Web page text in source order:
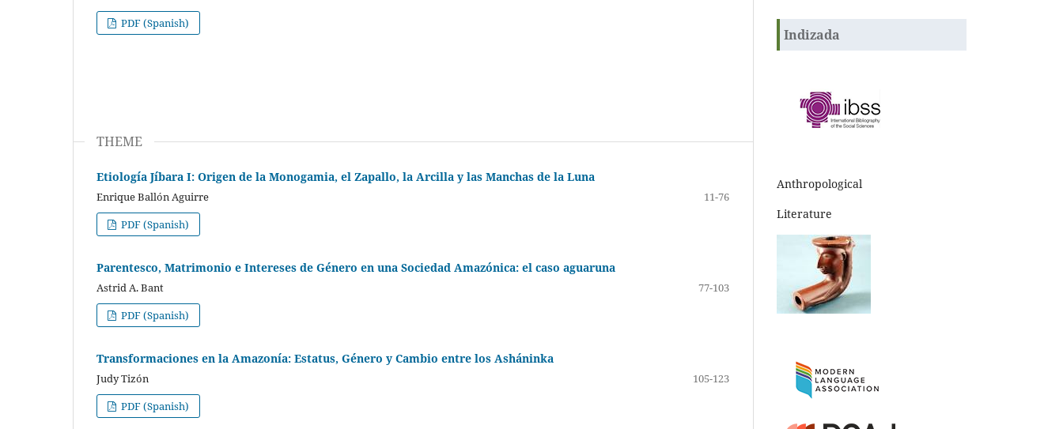
PDF (Spanish)
THEME
Etiología Jíbara I: Origen de la Monogamia, el Zapallo, la Arcilla y las Manchas de la Luna
Enrique Ballón Aguirre
11-76
PDF (Spanish)
Parentesco, Matrimonio e Intereses de Género en una Sociedad Amazónica: el caso aguaruna
Astrid A. Bant
77-103
PDF (Spanish)
Transformaciones en la Amazonía: Estatus, Género y Cambio entre los Asháninka
Judy Tizón
105-123
PDF (Spanish)
Indizada
Anthropological
Literature